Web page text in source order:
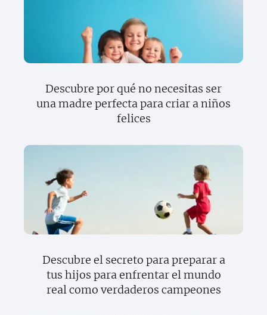
Descubre por qué no necesitas ser
una madre perfecta para criar a niños
felices
Descubre el secreto para preparar a
tus hijos para enfrentar el mundo
real como verdaderos campeones